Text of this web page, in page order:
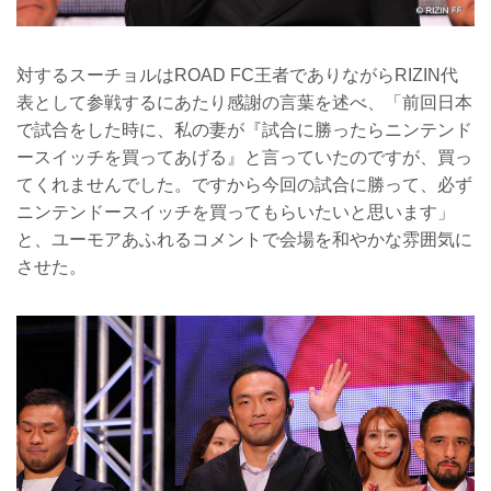
対するスーチョルはROAD FC王者でありながらRIZIN代
表として参戦するにあたり感謝の言葉を述べ、「前回日本
で試合をした時に、私の妻が『試合に勝ったらニンテンド
ースイッチを買ってあげる』と言っていたのですが、買っ
てくれませんでした。ですから今回の試合に勝って、必ず
ニンテンドースイッチを買ってもらいたいと思います」
と、ユーモアあふれるコメントで会場を和やかな雰囲気に
させた。